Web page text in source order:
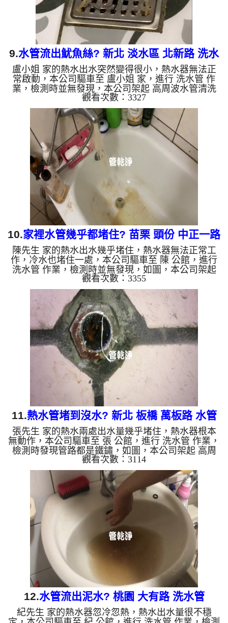
9.水管流出魷魚絲? 新北 淡水區 北新路 洗水
管
盧小姐 家的熱水出水突然變得很小，熱水器無法正
常啟動，本公司驅車至 盧小姐 家，進行 洗水管 作
業，檢測時並無發現，本公司架起 高周波水管清洗
機，灌入 檸檬酸 至管路裡面，等了約15分，開啟 水
管清洗機 ，啟動 脈衝 模式，一洗水管就流出一堆魷
魚絲在排水孔，如圖，還不時流出土黑色髒水，兩個
多小時後，熱水管路清洗乾淨出水量也恢復正常，熱
水氣能正常動作了!! 如是自來水，如水管老化，會產
生鐵鏽跟泥沙堆積，洗出來的水就會是咖啡色，地下
水含有氧化錳，管壁上會結成黑色管垢，洗出來的水
會跟石油一樣黑，...
觀看次數：3327
10.家裡水管幾乎都堵住? 苗栗 頭份 中正一路
清洗水管
陳先生 家的熱水出水幾乎堵住，熱水器無法正常工
作，冷水也堵住一處，本公司驅車至 陳 公館，進行
洗水管 作業，檢測時並無發現，如圖，本公司架起
高周波水管清洗機，灌入 檸檬酸 至管路裡面，等了
約15分，開啟 水管清洗機 ，啟動 脈衝 模式，一洗水
管就噴髒水，還掉出不少一公分大小的異物，如下圖
片影片，三個多小時後，所有管路清洗乾淨出水量也
恢復正常，熱水冷水能正常使用了!! 如是自來水，如
水管老化，會產生鐵鏽跟泥沙堆積，洗出來的水就會
是咖啡色，地下水含有氧化錳，管壁上會結成黑色管
垢，洗出來的水...
觀看次數：3355
11.熱水管堵到沒水? 新北 板橋 萬板路 水管
清洗
張先生 家的熱水兩處出水量幾乎堵住，熱水器根本
無動作，本公司驅車至 張 公館，進行 洗水管 作業，
檢測時發現管路都是鐵鏽，如圖，本公司架起 高周
波水管清洗機，灌入 檸檬酸 至管路裡面，等了約15
分，開啟 水管清洗機 ，啟動 脈衝 模式，一洗水管就
噴棕色髒水，越洗就越髒，如下圖片影片，三個多小
時後，管路清洗乾淨熱水出水量恢復，熱水器能正常
動作了!! 如是自來水，如水管老化，會產生鐵鏽跟泥
沙堆積，洗出來的水就會是咖啡色，地下水含有氧化
錳，管壁上會結成黑色管垢，洗出來的水會跟石油一
樣黑，有些洗出...
觀看次數：3114
12.水管流出泥水? 桃園 大有路 洗水管
紀先生 家的熱水器忽冷忽熱，熱水出水量很不穩